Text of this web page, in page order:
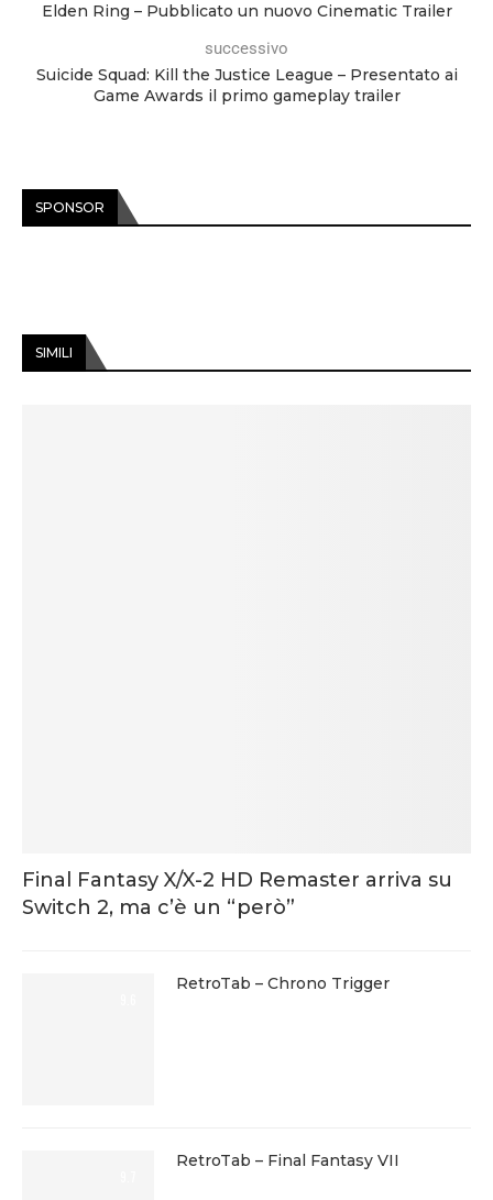
Elden Ring – Pubblicato un nuovo Cinematic Trailer
successivo
Suicide Squad: Kill the Justice League – Presentato ai
Game Awards il primo gameplay trailer
SPONSOR
SIMILI
Final Fantasy X/X-2 HD Remaster arriva su
Switch 2, ma c’è un “però”
RetroTab – Chrono Trigger
RetroTab – Final Fantasy VII